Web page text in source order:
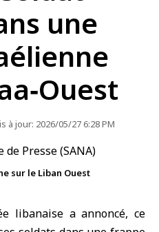
une
à jour: 2026/05/27 6:28 PM
sur le Liban Ouest
libanaise a annoncé, ce